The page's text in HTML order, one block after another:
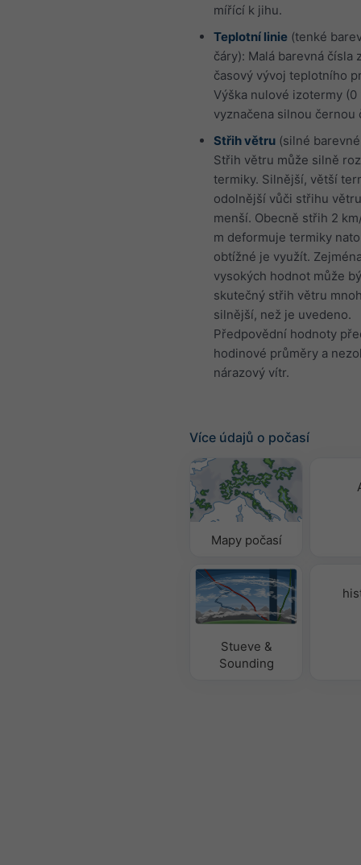
mířící k jihu.
Teplotní linie (tenké
čáry): Malá barevná čísla
časový vývoj teplotního
Výška nulové izotermy (0
vyznačena silnou černou
Střih větru (silné
Střih větru může silně
termiky. Silnější, větší
odolnější vůči střihu
menší. Obecně střih 2
m deformuje termiky
obtížné je využít.
vysokých hodnot může
skutečný střih větru
silnější, než je uvedeno.
Předpovědní hodnoty
hodinové průměry a
nárazový vítr.
Více údajů o počasí
Mapy počasí
Stueve &
Sounding